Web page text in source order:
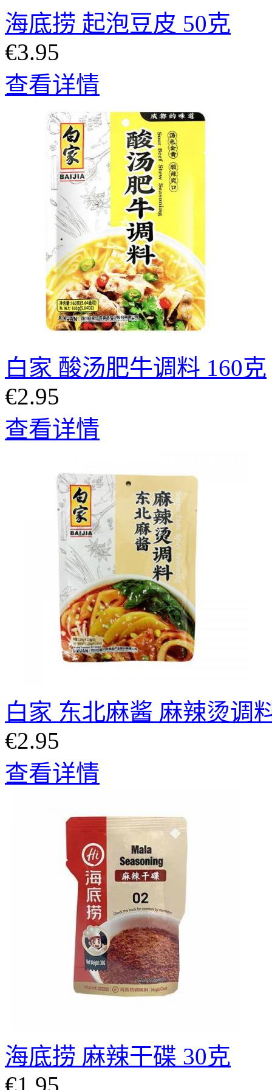
海底捞 起泡豆皮 50克
€3.95
查看详情
白家 酸汤肥牛调料 160克
€2.95
查看详情
白家 东北麻酱 麻辣烫调
€2.95
查看详情
海底捞 麻辣干碟 30克